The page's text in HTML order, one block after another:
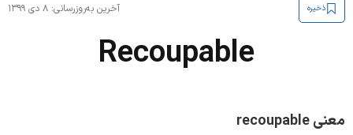
آخرین به‌روزرسانی: ۸ دی ۱۳۹۹ ذخیره
Recoupable
معنی recoupable